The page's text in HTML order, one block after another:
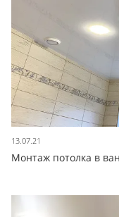
13.07.21
Монтаж потолка в